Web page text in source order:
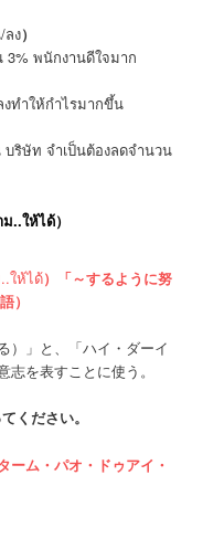
ง）
3% พนักงานดีใจมาก
ทำให้กำไรมากขึ้น
บริษัท จำเป็นต้องลดจำนวน
..ให้ได้）
ให้ได้）「～するように努
）
）」と、「ハイ・ダーイ
志を表すことに使う。
ください。
ーム・パオ・ドゥアイ・